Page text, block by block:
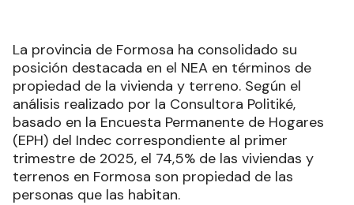
La provincia de Formosa ha consolidado su
posición destacada en el NEA en términos de
propiedad de la vivienda y terreno. Según el
análisis realizado por la Consultora Politiké,
basado en la Encuesta Permanente de Hogares
(EPH) del Indec correspondiente al primer
trimestre de 2025, el 74,5% de las viviendas y
terrenos en Formosa son propiedad de las
personas que las habitan.